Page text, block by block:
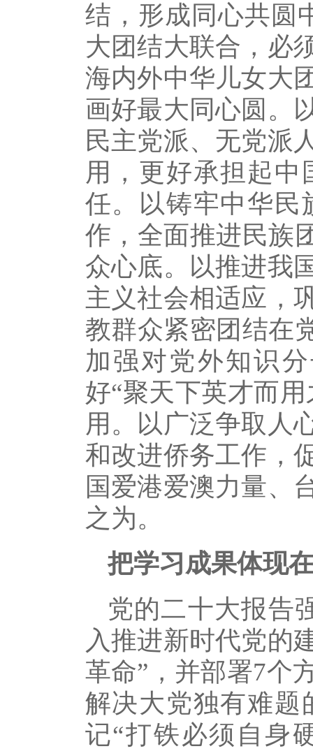
结，形成同心共圆
大团结大联合，必
海内外中华儿女大
画好最大同心圆。
民主党派、无党派
用，更好承担起
任。以铸牢中华民
作，全面推进民族
众心底。以推进我
主义社会相适应，
教群众紧密团结在
加强对党外知识
好“聚天下英才而
用。以广泛争取人
和改进侨务工作，
国爱港爱澳力量、
之为。
把学习成果体现
党的二十大报告
入推进新时代党的
革命”，并部署7个
解决大党独有难题
记“打铁必须自身